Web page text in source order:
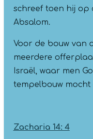
schreef toen hij op
Absalom.
Voor de bouw van
meerdere
Israël, waar men
tempelbouw mocht
Zacharia 14: 4